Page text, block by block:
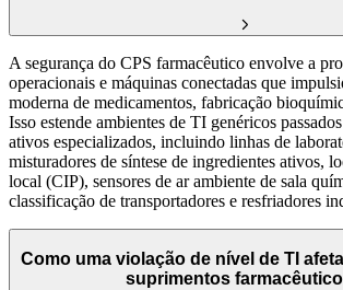
A segurança do CPS farmacêutico envolve a
operacionais e máquinas conectadas que
moderna de medicamentos, fabricação
Isso estende ambientes de TI genéricos
ativos especializados, incluindo linhas de
misturadores de síntese de ingredientes ativos,
local (CIP), sensores de ar ambiente de sala
classificação de transportadores e resfriadores
Como uma violação de nível de TI
suprimentos